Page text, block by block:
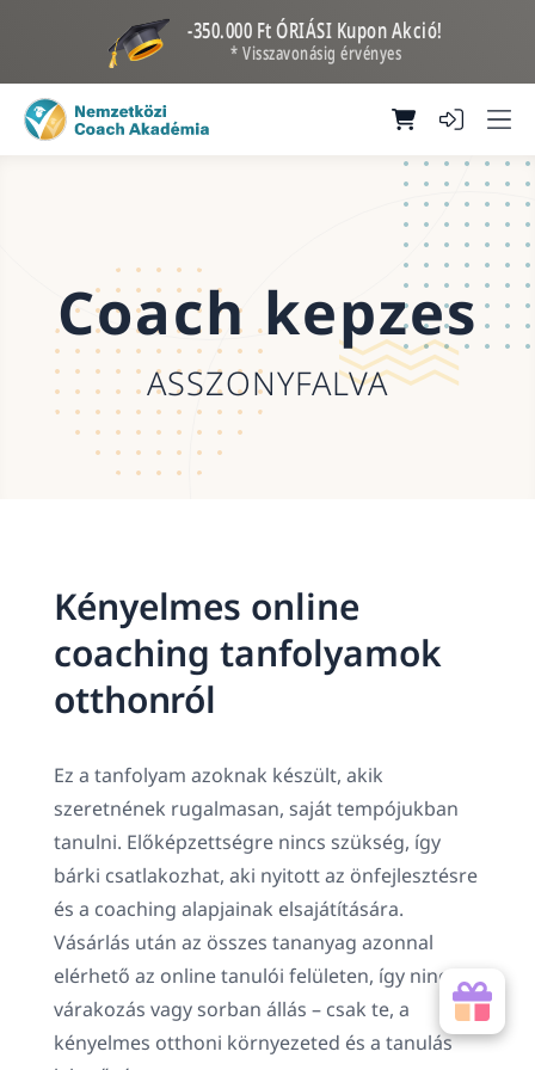
-350.000 Ft ÓRIÁSI Kupon Akció!
* Visszavonásig érvényes
Coach kepzes
ASSZONYFALVA
Kényelmes online
coaching tanfolyamok
otthonról
Ez a tanfolyam azoknak készült, akik
szeretnének rugalmasan, saját tempójukban
tanulni. Előképzettségre nincs szükség, így
bárki csatlakozhat, aki nyitott az önfejlesztésre
és a coaching alapjainak elsajátítására.
Vásárlás után az összes tananyag azonnal
elérhető az online tanulói felületen, így nincs
várakozás vagy sorban állás – csak te, a
kényelmes otthoni környezeted és a tanulás